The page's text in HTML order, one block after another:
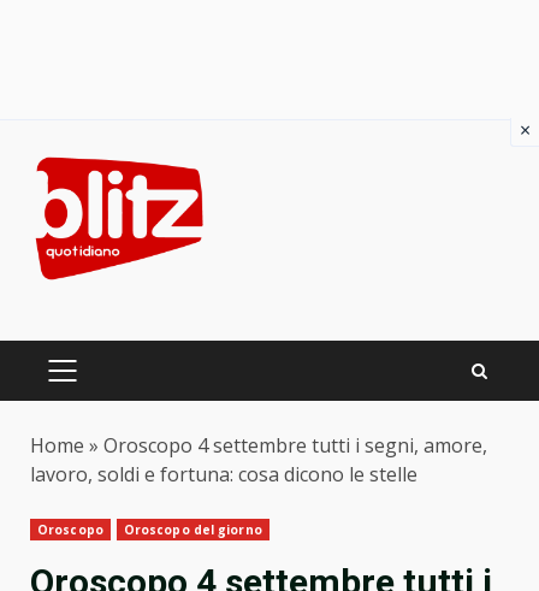
content
PRIMARY
Home » Oroscopo 4 settembre tutti i segni, amore,
lavoro, soldi e fortuna: cosa dicono le stelle
Oroscopo Oroscopo del giorno
Oroscopo 4 settembre tutti i
×